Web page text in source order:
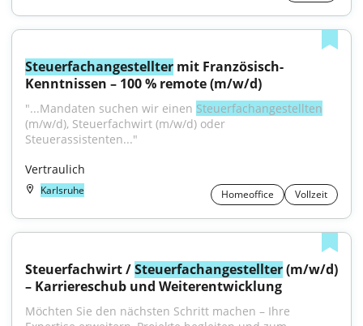
Steuerfachangestellter mit Französisch-
Kenntnissen – 100 % remote (m/w/d)
"...Mandaten suchen wir einen Steuerfachangestellten
(m/w/d), Steuerfachwirt (m/w/d) oder
Steuerassistenten..."
Vertraulich
Karlsruhe Homeoffice Vollzeit
Steuerfachwirt / Steuerfachangestellter (m/w/d)
– Karriereschub und Weiterentwicklung
Möchten Sie den nächsten Schritt machen – Ihre